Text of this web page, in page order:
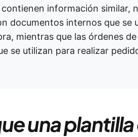
información similar,
documentos internos que se
mientras que las órdenes
se utilizan para realizar
una